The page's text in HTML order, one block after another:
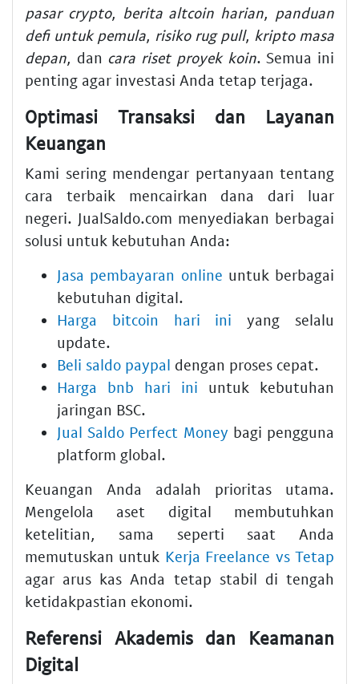
pasar crypto, berita altcoin harian, panduan
defi untuk pemula, risiko rug pull, kripto masa
depan, dan cara riset proyek koin. Semua ini
penting agar investasi Anda tetap terjaga.
Optimasi Transaksi dan Layanan
Keuangan
Kami sering mendengar pertanyaan tentang
cara terbaik mencairkan dana dari luar
negeri. JualSaldo.com menyediakan berbagai
solusi untuk kebutuhan Anda:
Jasa pembayaran online untuk berbagai
kebutuhan digital.
Harga bitcoin hari ini yang selalu
update.
Beli saldo paypal dengan proses cepat.
Harga bnb hari ini untuk kebutuhan
jaringan BSC.
Jual Saldo Perfect Money bagi pengguna
platform global.
Keuangan Anda adalah prioritas utama.
Mengelola aset digital membutuhkan
ketelitian, sama seperti saat Anda
memutuskan untuk Kerja Freelance vs Tetap
agar arus kas Anda tetap stabil di tengah
ketidakpastian ekonomi.
Referensi Akademis dan Keamanan
Digital